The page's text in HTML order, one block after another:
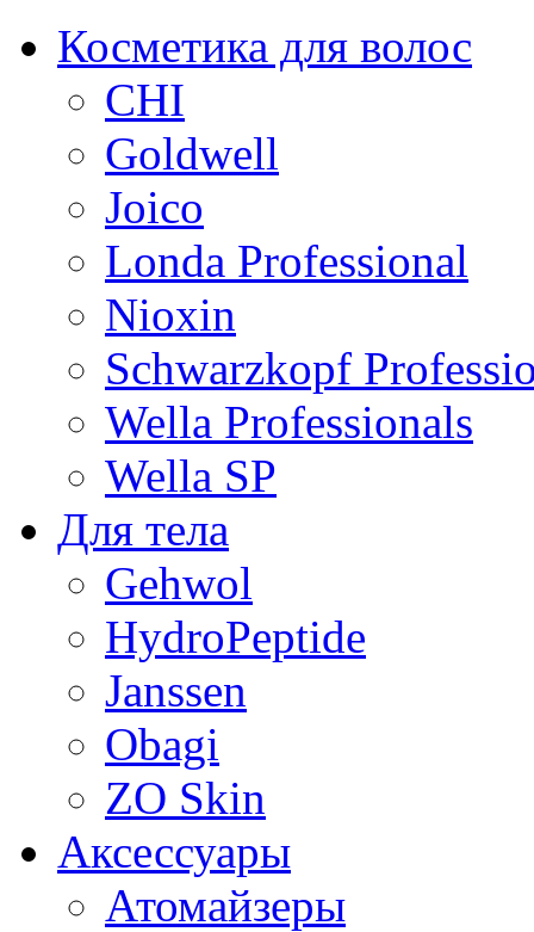
Косметика для волос
CHI
Goldwell
Joico
Londa Professional
Nioxin
Schwarzkopf
Wella Professionals
Wella SP
Для тела
Gehwol
HydroPeptide
Janssen
Obagi
ZO Skin
Aксессуары
Атомайзеры